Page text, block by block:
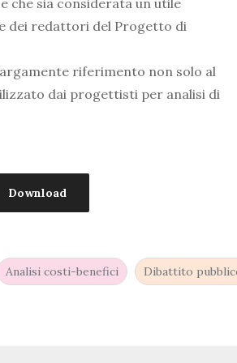
che sia considerata un utile
dei redattori del Progetto di
riferimento non solo al
dai progettisti per analisi di
Download
Analisi costi-benefici Dibattito